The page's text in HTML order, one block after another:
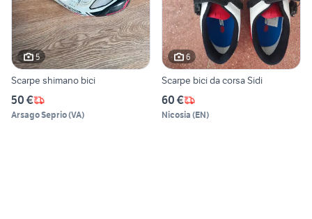
5
Scarpe shimano bici
50 €
Arsago Seprio(VA)
6
Scarpe bici da corsa Sidi
60 €
Nicosia (EN)